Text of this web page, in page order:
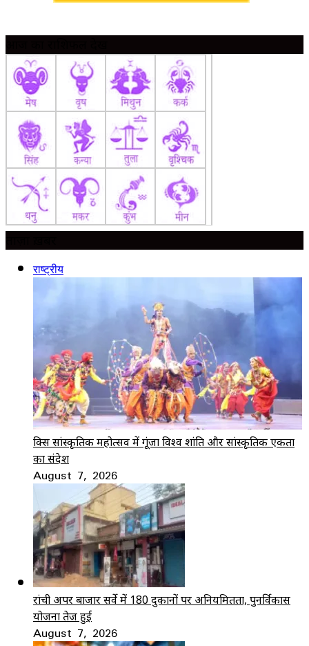
राष्ट्रीय
ब्रिक्स सांस्कृतिक महोत्सव में गूंजा विश्व शांति और सांस्कृतिक एकता
का संदेश
August 7, 2026
रांची अपर बाजार सर्वे में 180 दुकानों पर अनियमितता, पुनर्विकास
योजना तेज हुई
August 7, 2026